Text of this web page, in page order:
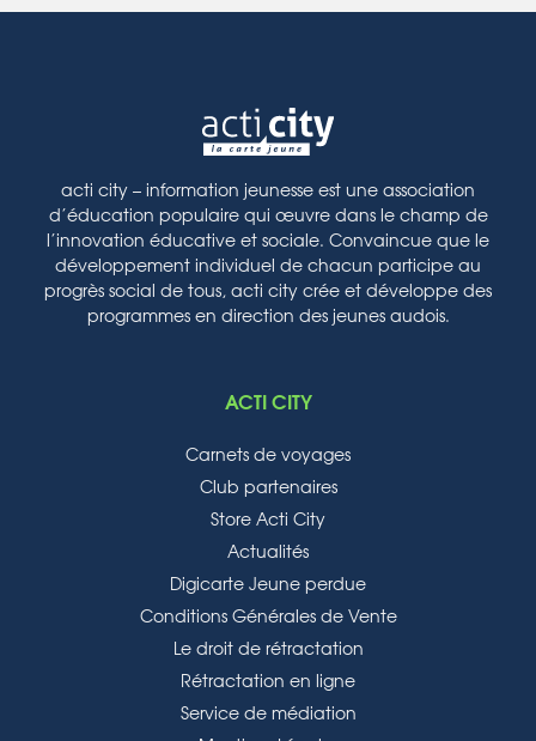
acti city – information jeunesse est une association
d’éducation populaire qui œuvre dans le champ de
l’innovation éducative et sociale. Convaincue que le
développement individuel de chacun participe au
progrès social de tous, acti city crée et développe des
programmes en direction des jeunes audois.
ACTI CITY
Carnets de voyages
Club partenaires
Store Acti City
Actualités
Digicarte Jeune perdue
Conditions Générales de Vente
Le droit de rétractation
Rétractation en ligne
Service de médiation